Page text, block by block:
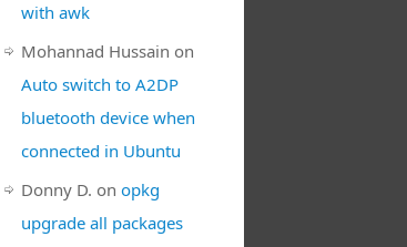
with awk
Mohannad Hussain on
Auto switch to A2DP
bluetooth device when
connected in Ubuntu
Donny D. on opkg
upgrade all packages